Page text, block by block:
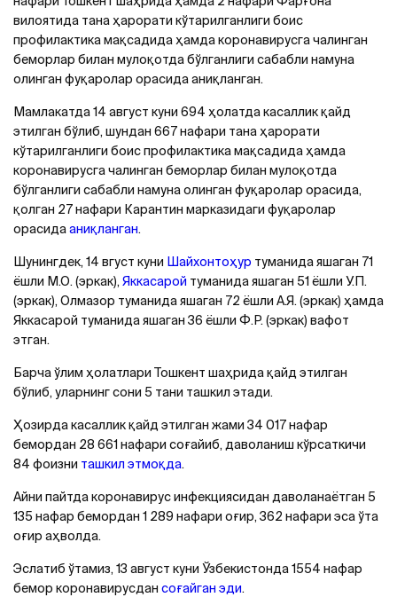
вилоятида тана ҳарорати кўтарилганлиги боис
профилактика мақсадида ҳамда коронавирусга чалинган
беморлар билан мулоқотда бўлганлиги сабабли намуна
олинган фуқаролар орасида аниқланган.
Мамлакатда 14 август куни 694 ҳолатда касаллик қайд
этилган бўлиб, шундан 667 нафари тана ҳарорати
кўтарилганлиги боис профилактика мақсадида ҳамда
коронавирусга чалинган беморлар билан мулоқотда
бўлганлиги сабабли намуна олинган фуқаролар орасида,
қолган 27 нафари Карантин марказидаги фуқаролар
орасидааниқланган.
Шунингдек, 14 вгуст куни Шайхонтоҳур туманида яшаган 71
ёшли М.О. (эркак), Яккасарой туманида яшаган 51 ёшли У.П.
(эркак), Олмазор туманида яшаган 72 ёшли А.Я. (эркак) ҳамда
Яккасарой туманида яшаган 36 ёшли Ф.Р. (эркак) вафот
этган.
Барча ўлим ҳолатлари Тошкент шаҳрида қайд этилган
бўлиб, уларнинг сони 5 тани ташкил этади.
Ҳозирда касаллик қайд этилган жами 34 017 нафар
бемордан 28 661 нафари соғайиб, даволаниш кўрсаткичи
84 фоизни ташкил этмоқда.
Айни пайтда коронавирус инфекциясидан даволанаётган 5
135 нафар бемордан 1 289 нафари оғир, 362 нафари эса ўта
оғир аҳволда.
Эслатиб ўтамиз, 13 август куни Ўзбекистонда 1554 нафар
бемор коронавирусдан соғайган эди.